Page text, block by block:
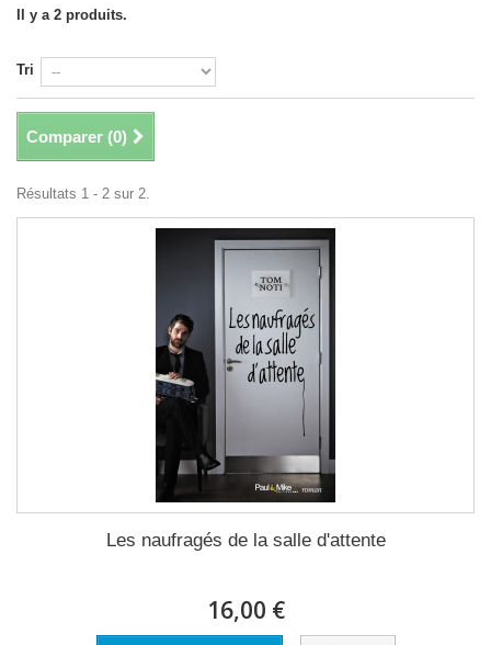
Il y a 2 produits.
Tri
Comparer (0)
Résultats 1 - 2 sur 2.
Les naufragés de la salle d'attente
16,00 €